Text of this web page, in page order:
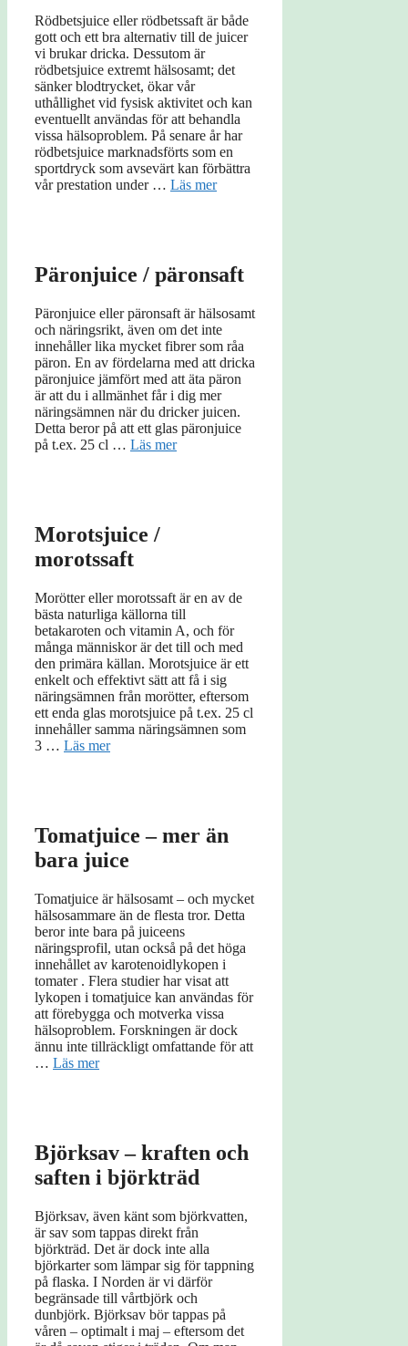
Rödbetsjuice eller rödbetssaft är både
gott och ett bra alternativ till de juicer
vi brukar dricka. Dessutom är
rödbetsjuice extremt hälsosamt; det
sänker blodtrycket, ökar vår
uthållighet vid fysisk aktivitet och kan
eventuellt användas för att behandla
vissa hälsoproblem. På senare år har
rödbetsjuice marknadsförts som en
sportdryck som avsevärt kan förbättra
vår prestation under … Läs mer
Päronjuice / päronsaft
Päronjuice eller päronsaft är hälsosamt
och näringsrikt, även om det inte
innehåller lika mycket fibrer som råa
päron. En av fördelarna med att dricka
päronjuice jämfört med att äta päron
är att du i allmänhet får i dig mer
näringsämnen när du dricker juicen.
Detta beror på att ett glas päronjuice
på t.ex. 25 cl … Läs mer
Morotsjuice /
morotssaft
Morötter eller morotssaft är en av de
bästa naturliga källorna till
betakaroten och vitamin A, och för
många människor är det till och med
den primära källan. Morotsjuice är ett
enkelt och effektivt sätt att få i sig
näringsämnen från morötter, eftersom
ett enda glas morotsjuice på t.ex. 25 cl
innehåller samma näringsämnen som
3 … Läs mer
Tomatjuice – mer än
bara juice
Tomatjuice är hälsosamt – och mycket
hälsosammare än de flesta tror. Detta
beror inte bara på juiceens
näringsprofil, utan också på det höga
innehållet av karotenoidlykopen i
tomater . Flera studier har visat att
lykopen i tomatjuice kan användas för
att förebygga och motverka vissa
hälsoproblem. Forskningen är dock
ännu inte tillräckligt omfattande för att
… Läs mer
Björksav – kraften och
saften i björkträd
Björksav, även känt som björkvatten,
är sav som tappas direkt från
björkträd. Det är dock inte alla
björkarter som lämpar sig för tappning
på flaska. I Norden är vi därför
begränsade till vårtbjörk och
dunbjörk. Björksav bör tappas på
våren – optimalt i maj – eftersom det